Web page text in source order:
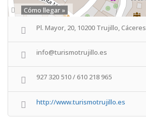
Cómo llegar »
Pl. Mayor, 20, 10200 Trujillo, Cáceres
info@turismotrujillo.es
927 320 510 / 610 218 965
http://www.turismotrujillo.es